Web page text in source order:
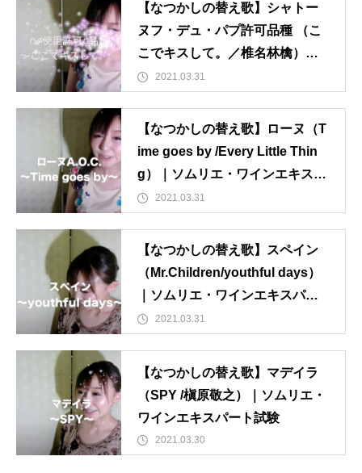
【なつかしの替え歌】シャトー
ヌフ・デュ・パプ許可品種 （こ
こでキスして。／椎名林檎）｜
ソムリエ・ワインエキスパート
2021.03.31
【なつかしの替え歌】ローヌ（T
ime goes by /Every Little Thin
g）｜ソムリエ・ワインエキスパ
ート試験
2021.03.31
【なつかしの替え歌】スペイン
（Mr.Children/youthful days）
｜ソムリエ・ワインエキスパー
ト試験2021.03.31
【なつかしの替え歌】マデイラ
（SPY /槇原敬之）｜ソムリエ・
ワインエキスパート試験
2021.03.30